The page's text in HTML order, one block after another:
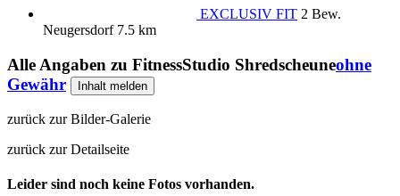
EXCLUSIV FIT 2 Bew.
Neugersdorf 7.5 km
Alle Angaben zu FitnessStudio Shredscheuneohne
Gewähr
Inhalt melden
zurück zur Bilder-Galerie
zurück zur Detailseite
Leider sind noch keine Fotos vorhanden.